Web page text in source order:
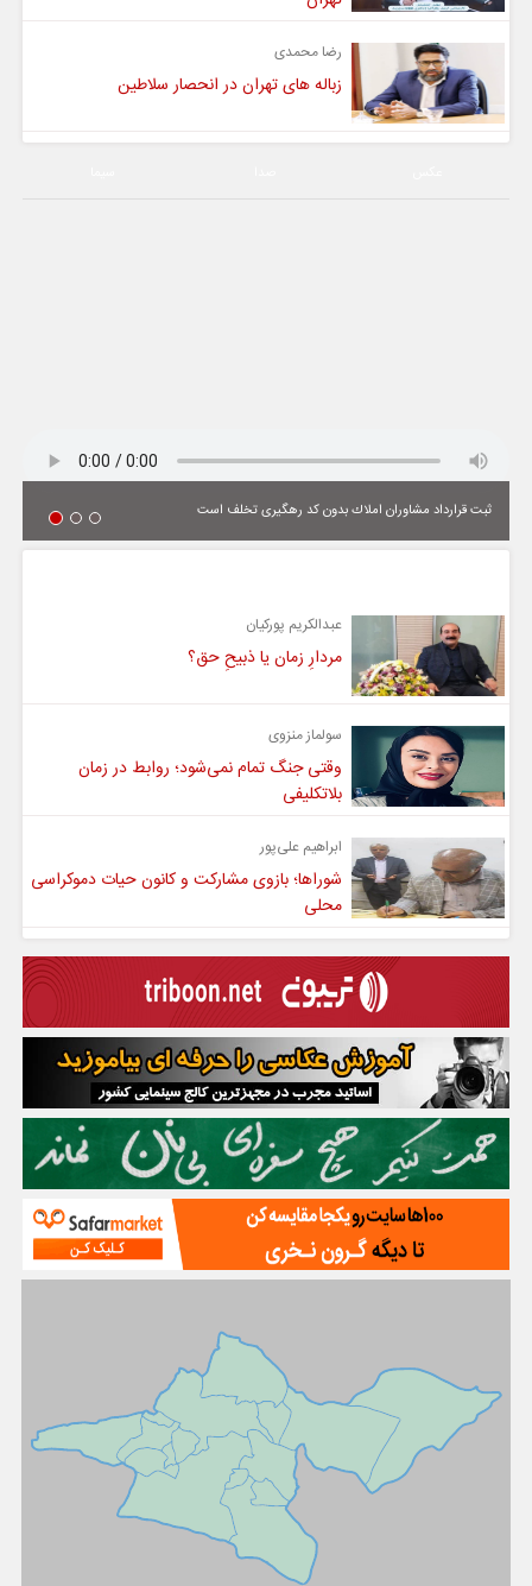
رضا محمدی
زباله های تهران در انحصار سلاطین
ثبت قرارداد مشاوران املاك بدون كد رهگیری تخلف است
عبدالکریم پورکیان
مردارِ زمان یا ذبیحِ حق؟
سولماز منزوی
وقتی جنگ تمام نمی‌شود؛ روابط در زمان
بلاتکلیفی
ابراهیم علی‌پور
شوراها؛ بازوی مشارکت و کانون حیات دموکراسی
محلی